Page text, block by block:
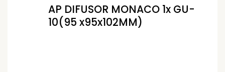
AP DIFUSOR MONACO 1x GU-
10(95 x95x102MM)